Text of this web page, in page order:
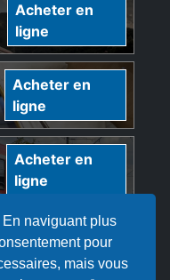
naviguant plus
pour
mais vous
Acheter en
ligne
Acheter en
ligne
Acheter en
ligne
Acheter en ligne